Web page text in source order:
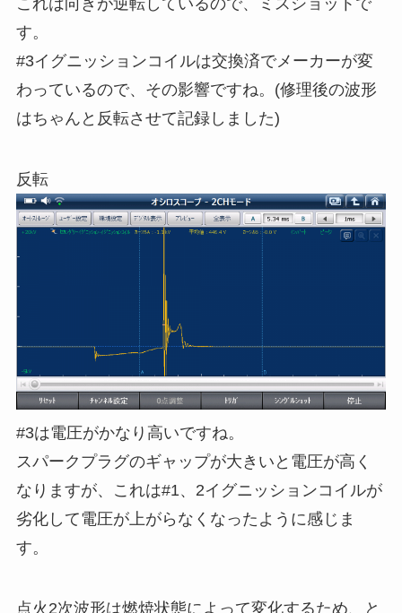
これは向きが逆転しているので、ミスショットで
す。
#3イグニッションコイルは交換済でメーカーが変
わっているので、その影響ですね。(修理後の波形
はちゃんと反転させて記録しました)
反転
#3は電圧がかなり高いですね。
スパークプラグのギャップが大きいと電圧が高く
なりますが、これは#1、2イグニッションコイルが
劣化して電圧が上がらなくなったように感じま
す。
点火2次波形は燃焼状態によって変化するため、と